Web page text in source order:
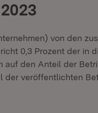
von den
0,3 Prozent der in
auf den Anteil der
veröffentlichten